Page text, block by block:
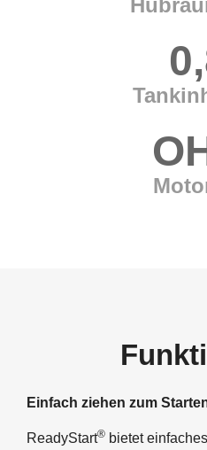
Einfach ziehen zum
ReadyStart® bietet